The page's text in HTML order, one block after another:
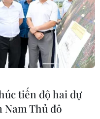
TÁM, KHÚC THANH
tiến độ hai dự
Thủ đô